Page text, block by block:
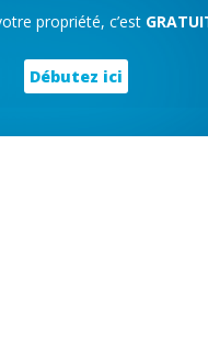
propriété, c’est
Débutez ici